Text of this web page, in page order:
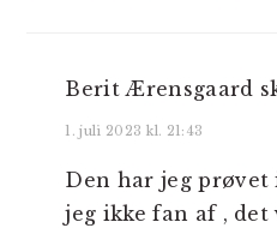
Berit Ærensgaard
1. juli 2023 kl. 21:43
Den har jeg prøvet
jeg ikke fan af , det